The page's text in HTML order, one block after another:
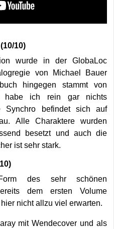
10)
wurde in der GlobaLoc
von Michael Bauer
hingegen stammt von
habe ich rein gar nichts
Synchro befindet sich auf
Alle Charaktere wurden
besetzt und auch die
ist sehr stark.
des sehr schönen
dem ersten Volume
nicht allzu viel erwarten.
mit Wendecover und als